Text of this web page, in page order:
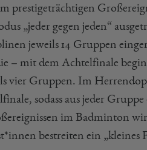
prestigeträchtigen
„jeder gegen jeden“
jeweils 14 Gruppen
– mit dem Achtelfinale
vier Gruppen. Im
sodass aus jeder
im Badminton
bestreiten ein „kleines